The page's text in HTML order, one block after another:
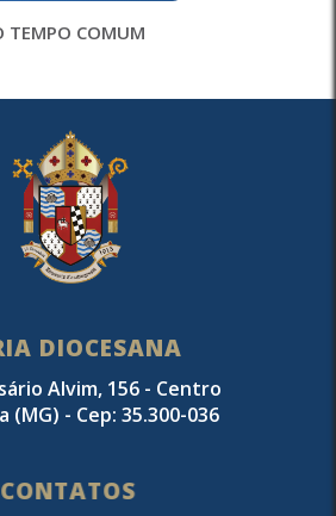
TEMPO COMUM
DIOCESANA
Alvim, 156 - Centro
(MG) - Cep: 35.300-036
CONTATOS